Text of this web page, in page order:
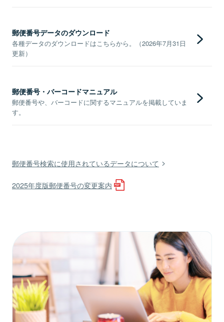
郵便番号データのダウンロード
各種データのダウンロードはこちらから。（2026年7月31日
更新）
郵便番号・バーコードマニュアル
郵便番号や、バーコードに関するマニュアルを掲載していま
す。
郵便番号検索に使用されているデータについて
2025年度版郵便番号の変更案内